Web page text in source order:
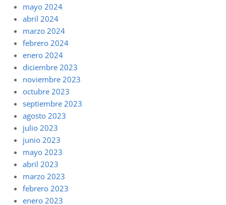
mayo 2024
abril 2024
marzo 2024
febrero 2024
enero 2024
diciembre 2023
noviembre 2023
octubre 2023
septiembre 2023
agosto 2023
julio 2023
junio 2023
mayo 2023
abril 2023
marzo 2023
febrero 2023
enero 2023